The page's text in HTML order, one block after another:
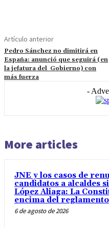
Artículo anterior
Pedro Sánchez no dimitirá en
España: anunció que seguirá (en
la jefatura del Gobierno) con
más fuerza
-
More articles
JNE y los casos de
candidatos a alcaldes
López Aliaga: La
encima del reglamento
6 de agosto de 2026